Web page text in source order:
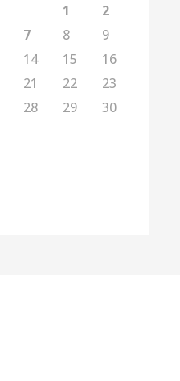
1
2
7 8
9
14 15
16
21 22
23
28 29
30